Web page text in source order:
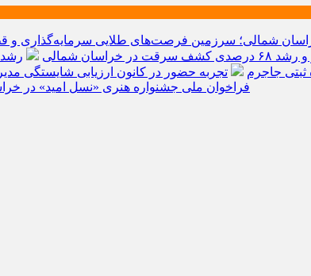
شمالی؛ سرزمین فرصت‌های طلایی سرمایه‌گذاری و
تجربه حضور در کانون ارزیابی شایستگی
فراخوان ملی جشنواره هنری «نسل امید» در